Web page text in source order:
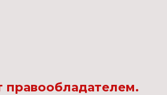
правообладателем.